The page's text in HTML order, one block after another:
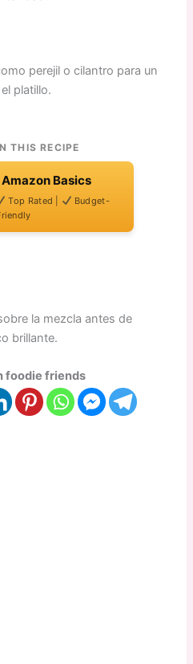
perejil o cilantro para un
platillo.
THIS RECIPE
Basics
Top Rated |
Budget-
la mezcla antes de
brillante.
foodie friends